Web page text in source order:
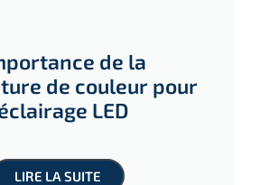
de la
de couleur pour
LED
LIRE LA SUITE